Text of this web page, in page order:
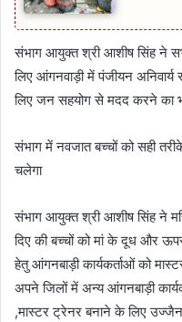
संभाग आयुक्त श्री आशीष सिंह ने
लिए आंगनवाड़ी में पंजीयन
लिए जन सहयोग से मदद करने का
संभाग में नवजात बच्चों को सही
चलेगा
संभाग आयुक्त श्री आशीष सिंह ने
दिए की बच्चों को मां के दूध और
हेतु आंगनबाड़ी कार्यकर्ताओं को
अपने जिलों में अन्य आंगनबाड़ी
,मास्टर ट्रेनर बनाने के लिए